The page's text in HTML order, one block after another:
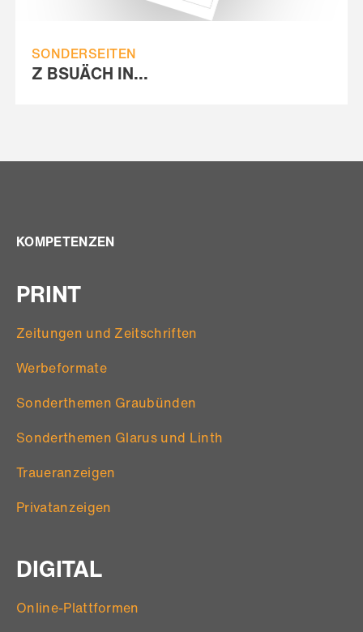
SONDERSEITEN
Z BSUÄCH IN...
KOMPETENZEN
PRINT
Zeitungen und Zeitschriften
Werbeformate
Sonderthemen Graubünden
Sonderthemen Glarus und Linth
Traueranzeigen
Privatanzeigen
DIGITAL
Online-Plattformen